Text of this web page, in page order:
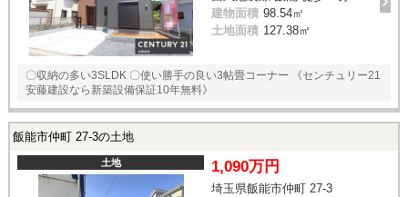
建物面積 98.54㎡
土地面積 127.38㎡
〇収納の多い3SLDK 〇使い勝手の良い3帖畳コーナー 《センチュリー21
安藤建設なら新築設備保証10年無料》
飯能市仲町 27-3の土地
土地 1,090万円
埼玉県飯能市仲町 27-3